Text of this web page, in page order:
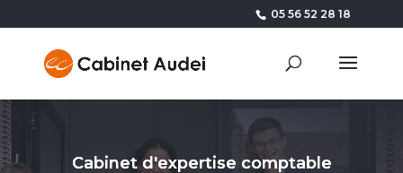
05 56 52 28 18
Cabinet d'expertise comptable